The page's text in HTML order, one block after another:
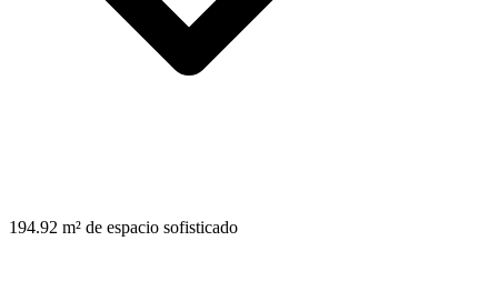
194.92 m² de espacio sofisticado